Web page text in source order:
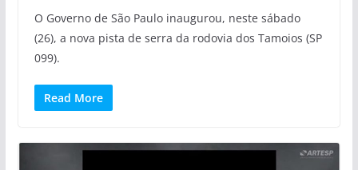
O Governo de São Paulo inaugurou, neste sábado
(26), a nova pista de serra da rodovia dos Tamoios (SP
099).
Read More